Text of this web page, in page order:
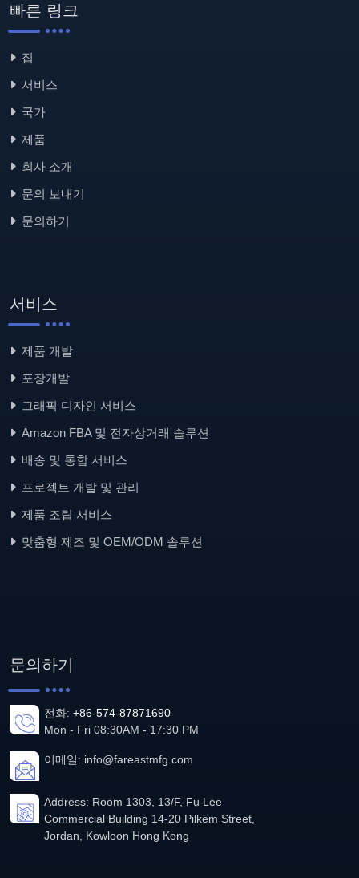
빠른 링크
집
서비스
국가
제품
회사 소개
문의 보내기
문의하기
서비스
제품 개발
포장개발
그래픽 디자인 서비스
Amazon FBA 및 전자상거래 솔루션
배송 및 통합 서비스
프로젝트 개발 및 관리
제품 조립 서비스
맞춤형 제조 및 OEM/ODM 솔루션
문의하기
전화: +86-574-87871690
Mon - Fri 08:30AM - 17:30 PM
이메일: info@fareastmfg.com
Address: Room 1303, 13/F, Fu Lee
Commercial Building 14-20 Pilkem Street,
Jordan, Kowloon Hong Kong